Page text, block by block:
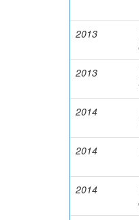
2013
2013
2014
2014
2014